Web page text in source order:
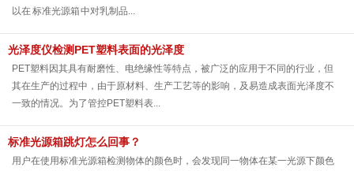
以在 标准光源箱 中对乳制品...
光泽度仪检测PET塑料表面的光泽度
PET塑料因其具有耐磨性、电绝缘性等特点，被广泛的应用于不同的行业，但
其在生产的过程中，由于原材料、生产工艺等的影响，及易造成表面光泽度不
一致的情况。为了管控PET塑料表...
标准光源箱跳灯怎么回事？
用户在使用标准光源箱检测物体的颜色时，会发现同一物体在某一光源下颜色